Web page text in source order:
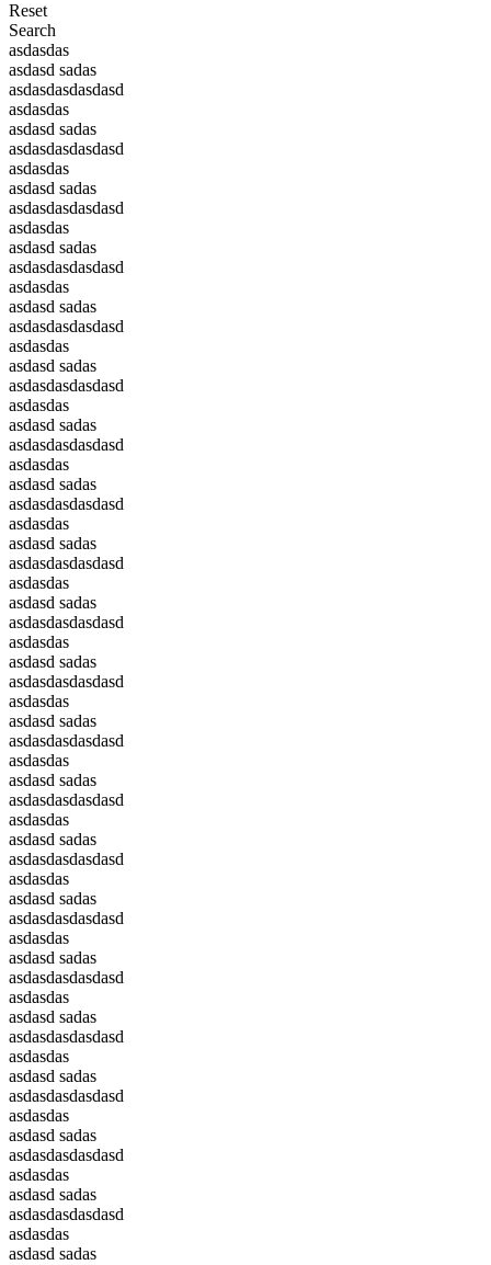
Reset
Search
asdasdas
asdasd sadas
asdasdasdasdasd
asdasdas
asdasd sadas
asdasdasdasdasd
asdasdas
asdasd sadas
asdasdasdasdasd
asdasdas
asdasd sadas
asdasdasdasdasd
asdasdas
asdasd sadas
asdasdasdasdasd
asdasdas
asdasd sadas
asdasdasdasdasd
asdasdas
asdasd sadas
asdasdasdasdasd
asdasdas
asdasd sadas
asdasdasdasdasd
asdasdas
asdasd sadas
asdasdasdasdasd
asdasdas
asdasd sadas
asdasdasdasdasd
asdasdas
asdasd sadas
asdasdasdasdasd
asdasdas
asdasd sadas
asdasdasdasdasd
asdasdas
asdasd sadas
asdasdasdasdasd
asdasdas
asdasd sadas
asdasdasdasdasd
asdasdas
asdasd sadas
asdasdasdasdasd
asdasdas
asdasd sadas
asdasdasdasdasd
asdasdas
asdasd sadas
asdasdasdasdasd
asdasdas
asdasd sadas
asdasdasdasdasd
asdasdas
asdasd sadas
asdasdasdasdasd
asdasdas
asdasd sadas
asdasdasdasdasd
asdasdas
asdasd sadas